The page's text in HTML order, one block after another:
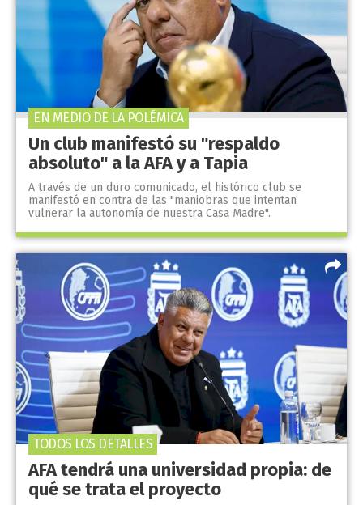
Un club manifestó su "respaldo
absoluto" a la AFA y a Tapia
A través de un duro comunicado, el histórico club se
manifestó en contra de las "maniobras que intentan
vulnerar la autonomía de nuestra Casa Madre".
EN MEDIO DE LA POLÉMICA
AFA tendrá una universidad propia: de
qué se trata el proyecto
TODOS LOS DETALLES